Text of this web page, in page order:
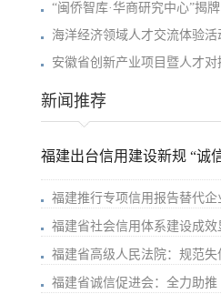
“闽侨智库·华商研究中心”揭
海洋经济领域人才交流体验活
安徽省创新产业项目暨人才对
新闻推荐
福建出台信用建设新规 “诚
福建推行专项信用报告替代企
福建省社会信用体系建设成
福建省高级人民法院：规范
福建省诚信促进会：全力助